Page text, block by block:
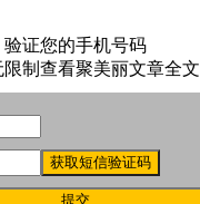
验证您的手机号码
限制查看聚美丽文章全文
获取短信验证码
提交